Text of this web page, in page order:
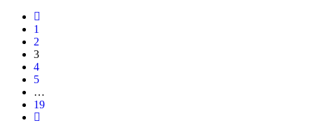
1
2
3
4
5
…
19